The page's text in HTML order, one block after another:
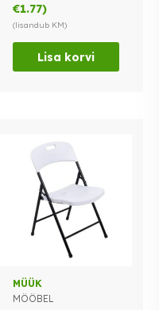
€1.90.
€1.77)
(lisandub KM)
Lisa korvi
MÜÜK
MÖÖBEL